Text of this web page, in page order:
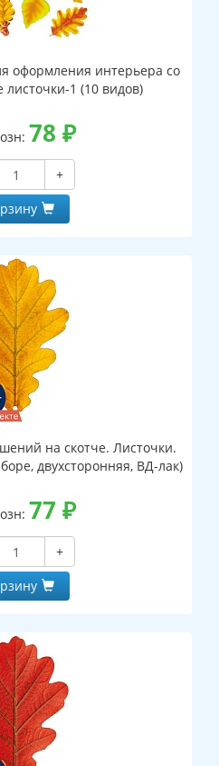
оформления интерьера со
1 (10 видов)
78 ₽
+
на скотче. Листочки.
двухсторонняя, ВД-лак)
77 ₽
+